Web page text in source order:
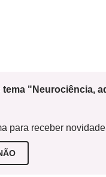
tema "Neurociência,
para receber